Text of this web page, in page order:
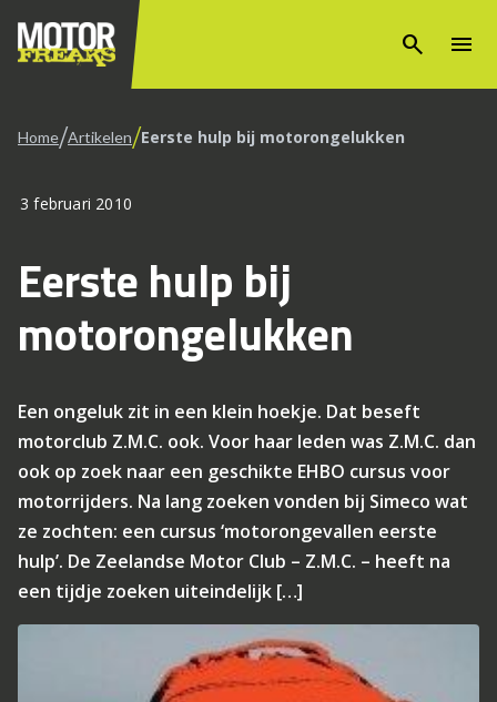
search menu
Home/Artikelen/Eerste hulp bij motorongelukken
3 februari 2010
Eerste hulp bij
motorongelukken
Een ongeluk zit in een klein hoekje. Dat beseft
motorclub Z.M.C. ook. Voor haar leden was Z.M.C. dan
ook op zoek naar een geschikte EHBO cursus voor
motorrijders. Na lang zoeken vonden bij Simeco wat
ze zochten: een cursus ‘motorongevallen eerste
hulp’. De Zeelandse Motor Club – Z.M.C. – heeft na
een tijdje zoeken uiteindelijk […]